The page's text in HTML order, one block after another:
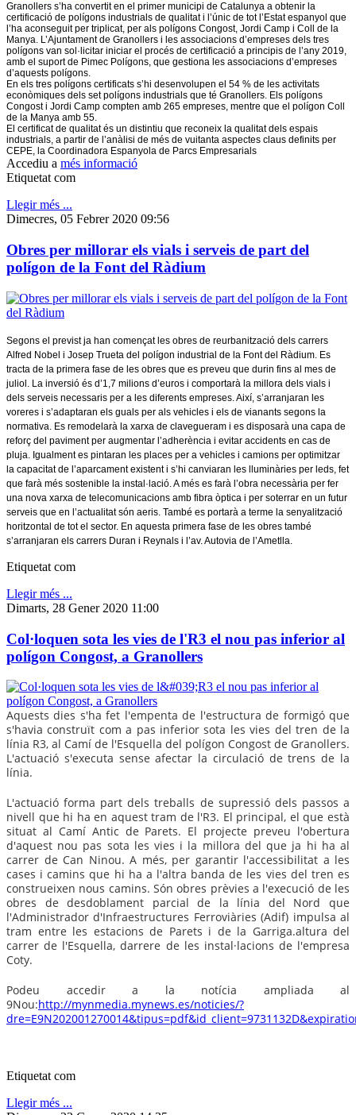
Granollers s’ha convertit en el primer municipi de Catalunya a obtenir la
certificació de polígons industrials de qualitat i l’únic de tot l’Estat espanyol que
l’ha aconseguit per triplicat, per als polígons Congost, Jordi Camp i Coll de la
Manya. L’Ajuntament de Granollers i les associacions d’empreses dels tres
polígons van sol·licitar iniciar el procés de certificació a principis de l’any 2019,
amb el suport de Pimec Polígons, que gestiona les associacions d’empreses
d’aquests polígons.
En els tres polígons certificats s’hi desenvolupen el 54 % de les activitats
econòmiques dels set polígons industrials que té Granollers. Els polígons
Congost i Jordi Camp compten amb 265 empreses, mentre que el polígon Coll
de la Manya amb 55.
El certificat de qualitat és un distintiu que reconeix la qualitat dels espais
industrials, a partir de l’anàlisi de més de vuitanta aspectes claus definits per
CEPE, la Coordinadora Espanyola de Parcs Empresarials
Accediu a més informació
Etiquetat com
Llegir més ...
Dimecres, 05 Febrer 2020 09:56
Obres per millorar els vials i serveis de part del
polígon de la Font del Ràdium
Segons el previst ja han començat les obres de reurbanització dels carrers
Alfred Nobel i Josep Trueta del polígon industrial de la Font del Ràdium. Es
tracta de la primera fase de les obres que es preveu que durin fins al mes de
juliol. La inversió és d’1,7 milions d’euros i comportarà la millora dels vials i
dels serveis necessaris per a les diferents empreses. Així, s’arranjaran les
voreres i s’adaptaran els guals per als vehicles i els de vianants segons la
normativa. Es remodelarà la xarxa de clavegueram i es disposarà una capa de
reforç del paviment per augmentar l’adherència i evitar accidents en cas de
pluja. Igualment es pintaran les places per a vehicles i camions per optimitzar
la capacitat de l’aparcament existent i s’hi canviaran les lluminàries per leds, fet
que farà més sostenible la instal·lació. A més es farà l’obra necessària per fer
una nova xarxa de telecomunicacions amb fibra òptica i per soterrar en un futur
serveis que en l’actualitat són aeris. També es portarà a terme la senyalització
horitzontal de tot el sector. En aquesta primera fase de les obres també
s’arranjaran els carrers Duran i Reynals i l’av. Autovia de l’Ametlla.
Etiquetat com
Llegir més ...
Dimarts, 28 Gener 2020 11:00
Col·loquen sota les vies de l'R3 el nou pas inferior al
polígon Congost, a Granollers
Aquests dies s'ha fet l'empenta de l'estructura de formigó que
s'havia construït com a pas inferior sota les vies del tren de la
línia R3, al Camí de l'Esquella del polígon Congost de Granollers.
L'actuació s'executa sense afectar la circulació de trens de la
línia.
L'actuació forma part dels treballs de supressió dels passos a
nivell que hi ha en aquest tram de l'R3. El principal, el que està
situat al Camí Antic de Parets. El projecte preveu l'obertura
d'aquest nou pas sota les vies i la millora del que ja hi ha al
carrer de Can Ninou. A més, per garantir l'accessibilitat a les
cases i camins que hi ha a l'altra banda de les vies del tren es
construeixen nous camins. Són obres prèvies a l'execució de les
obres de desdoblament parcial de la línia del Nord que
l'Administrador d'Infraestructures Ferroviàries (Adif) impulsa al
tram entre les estacions de Parets i de la Garriga.altura del
carrer de l'Esquella, darrere de les instal·lacions de l'empresa
Coty.
Podeu accedir a la notícia ampliada al
9Nou:http://mynmedia.mynews.es/noticies/?
Etiquetat com
Llegir més ...